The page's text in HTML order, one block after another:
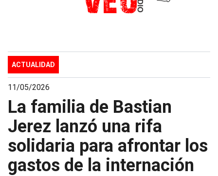
ACTUALIDAD
11/05/2026
La familia de Bastian
Jerez lanzó una rifa
solidaria para afrontar los
gastos de la internación